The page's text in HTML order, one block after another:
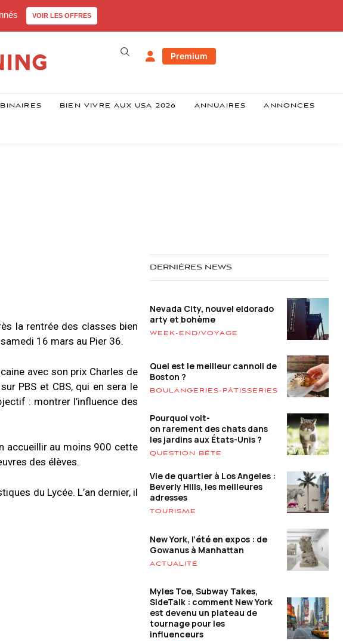
VOIR LES OFFRES
Premium
BIEN VIVRE AUX USA 2026 ANNUAIRES ANNONCES
la rentrée des classes bien
16 mars au Pier 36.
avec son prix Charles de
PBS et CBS, qui en sera le
: montrer l’influence des
accueillir au moins 900 cette
des élèves.
du Lycée. L’an dernier, il
DERNIÈRES NEWS
Nevada City, nouvel eldorado
arty et bohème
WEEK-END/VOYAGE
Quel est le meilleur cannoli de
Boston ?
BOULANGERIES-PÂTISSERIES
Pourquoi voit-
on rarement des chats dans
les jardins aux États-Unis ?
QUESTION BÊTE
Vie de quartier à Los Angeles :
Beverly Hills, les meilleures
adresses
TOURISME
New York, l’été en expos : de
Gowanus à Manhattan
ACTUALITÉ
Myles Toe, Subway Takes,
SideTalk : comment New York
est devenu un plateau de
tournage pour les
influenceurs